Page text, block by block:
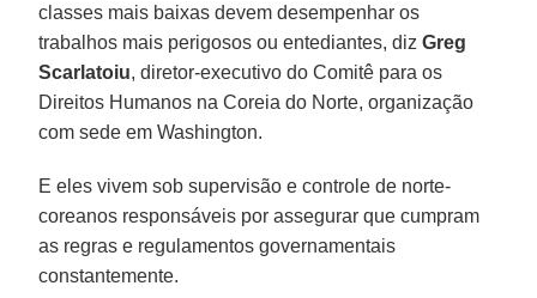
classes mais baixas devem desempenhar os
trabalhos mais perigosos ou entediantes, dizGreg
Scarlatoiu, diretor-executivo do Comitê para os
Direitos Humanos na Coreia do Norte, organização
com sede em Washington.
E eles vivem sob supervisão e controle de norte-
coreanos responsáveis por assegurar que cumpram
as regras e regulamentos governamentais
constantemente.